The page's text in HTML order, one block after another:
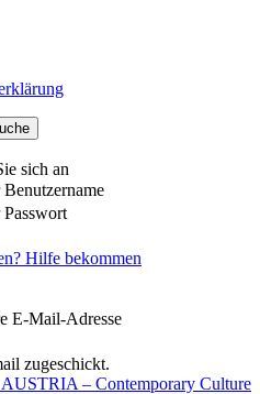
sich an
Hilfe bekommen
E-Mail-Adresse
zugeschickt.
– Contemporary Culture